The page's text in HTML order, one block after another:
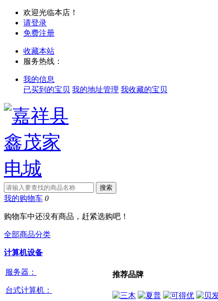
欢迎光临本店！
请登录
免费注册
收藏本站
服务热线：
我的信息
已买到的宝贝 我的地址管理 我收藏的宝贝
我的购物车 0
购物车中还没有商品，赶紧选购吧！
全部商品分类
计算机设备
服务器：
台式计算机：
推荐品牌